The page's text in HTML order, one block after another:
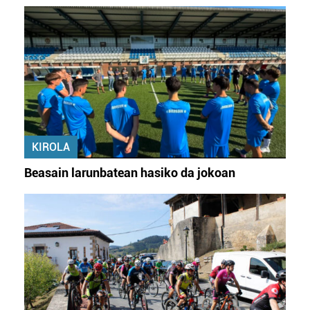
KIROLA
Beasain larunbatean hasiko da jokoan